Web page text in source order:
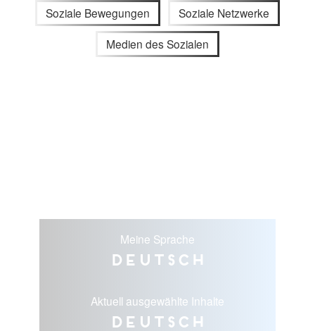
Soziale Bewegungen Soziale Netzwerke
Medien des Sozialen
Meine Sprache
Deutsch
Aktuell ausgewählte Inhalte
Deutsch